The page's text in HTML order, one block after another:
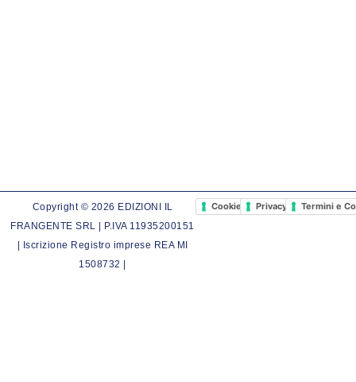
Copyright © 2026 EDIZIONI IL
FRANGENTE SRL | P.IVA 11935200151
| Iscrizione Registro imprese REA MI
1508732 |
Cookie PolicyPrivacy PolicyTermini e